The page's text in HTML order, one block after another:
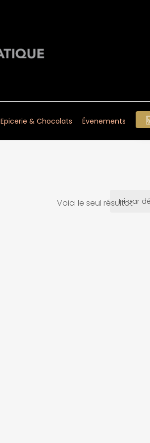
Epicerie & Chocolats Évenements
Voici le seul résultat